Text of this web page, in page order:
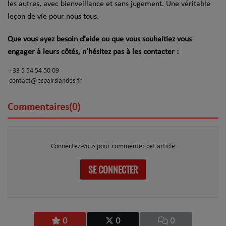
0 0 0
les autres, avec bienveillance et sans jugement. Une véritable
leçon de vie pour nous tous.
Que vous ayez besoin d’aide ou que vous souhaitiez vous
engager à leurs côtés, n’hésitez pas à les contacter :
+33 5 54 54 50 09
contact@espairslandes.fr
Commentaires(0)
Connectez-vous pour commenter cet article
SE CONNECTER